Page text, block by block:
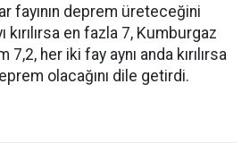
fayının deprem üreteceğini
kırılırsa en fazla 7, Kumburgaz
7,2, her iki fay aynı anda kırılırsa
olacağını dile getirdi.